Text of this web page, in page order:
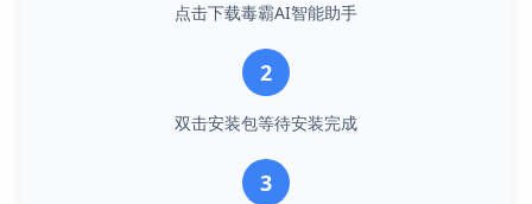
点击下载毒霸AI智能助手
2
双击安装包等待安装完成
3